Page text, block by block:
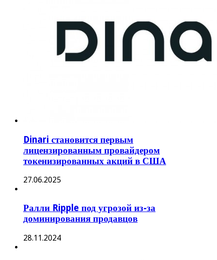
Dinari становится первым
лицензированным провайдером
токенизированных акций в США
27.06.2025
Ралли Ripple под угрозой из-за
доминирования продавцов
28.11.2024